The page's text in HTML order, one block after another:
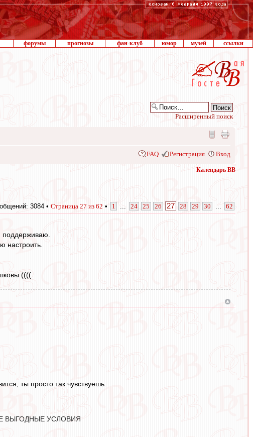
форумы прогнозы фан-клуб юмор музей ссылки
Расширенный поиск
FAQ Регистрация Вход
Календарь ВВ
3084 • Страница 27 из 62 • 1 24 25 26 27 28 29 30 62
поддерживаю.
настроить.
((((
ты просто так чувствуешь.
ВЫГОДНЫЕ УСЛОВИЯ